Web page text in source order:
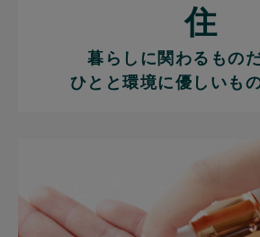
住
暮らしに関わるものだ
ひとと環境に優しいも